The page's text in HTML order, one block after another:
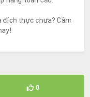
đích thực chưa? Cầm
0